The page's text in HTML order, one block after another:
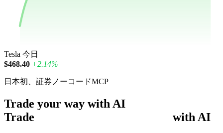
Tesla 今日
$468.40 +2.14%
日本初、証券ノーコードMCP
Trade your way with AI
Trade
with AI